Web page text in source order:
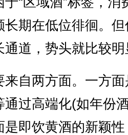
期在低位徘徊。
道，势头就比较
自两方面。一方面
通过高端化(如年份
是即饮黄酒的新颖